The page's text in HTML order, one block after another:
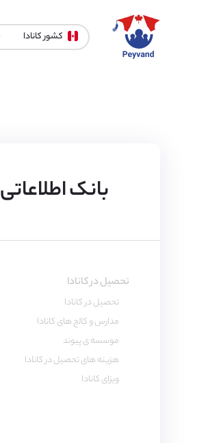
کشور کانادا
بانک اطلاعاتی
تحصیل در کانادا
تحصیل در کانادا
مدارس و کالج های کانادا
موسسه ی پیوند
هزینه های تحصیل در کانادا
ویزای کانادا